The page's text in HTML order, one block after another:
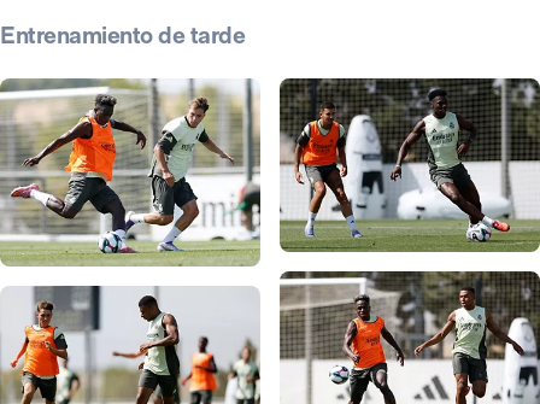
Entrenamiento de tarde